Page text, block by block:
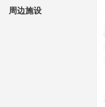
周边施设